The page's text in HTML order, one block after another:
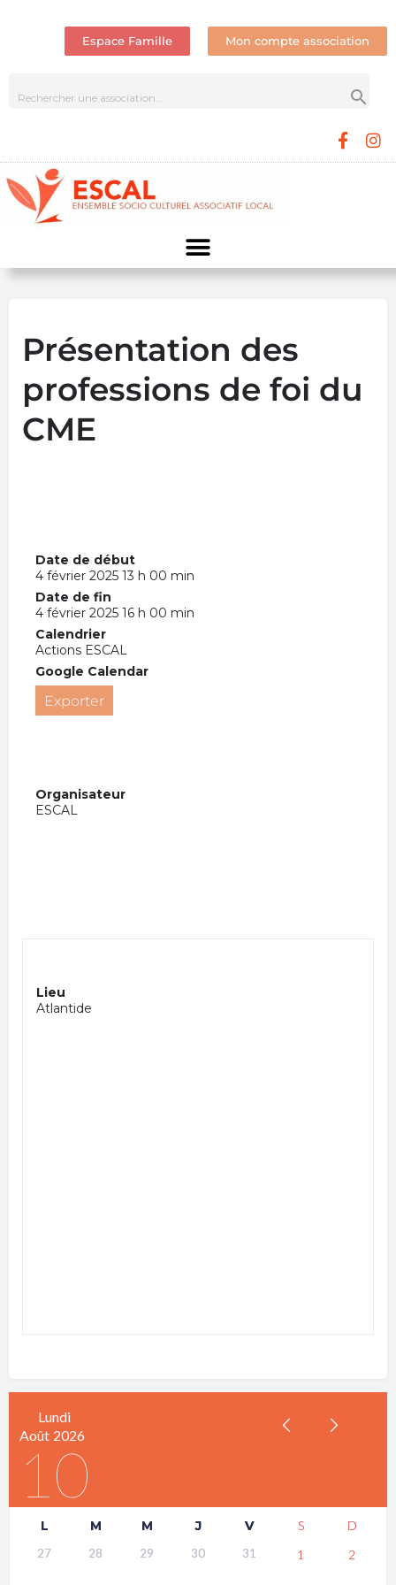
Espace Famille Mon compte association
Présentation des
professions de foi du
CME
Date de début
4 février 2025 13 h 00 min
Date de fin
4 février 2025 16 h 00 min
Calendrier
Actions ESCAL
Google Calendar
Exporter
Organisateur
ESCAL
Lieu
Atlantide
Lundi
Août 2026
10
L M M J V S D
27 28 29 30 31 1 2